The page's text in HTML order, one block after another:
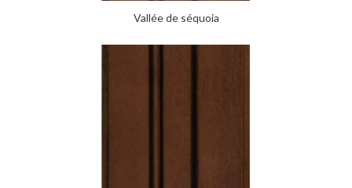
Vallée de séquoia